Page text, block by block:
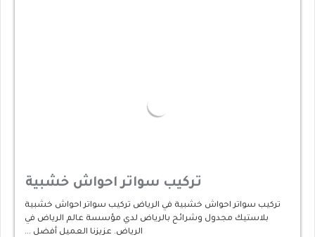
تركيب سواتر احواش خشبية
تركيب سواتر احواش خشبية في الرياض تركيب سواتر احواش خشبية
بلاستيك مجدول وشرائح بالرياض لدي مؤسسة عالم الرياض في
الرياض. عزيزنا العميل أفضل …